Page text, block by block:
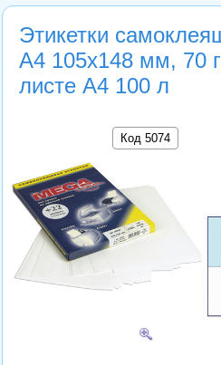
Этикетки
А4 105х148 мм, 70
листе А4 100 л
Код 5074